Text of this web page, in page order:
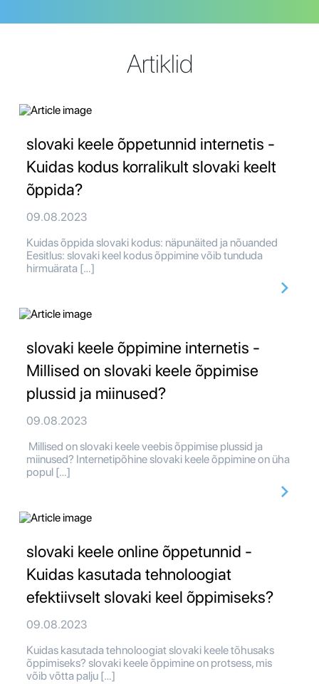
Artiklid
slovaki keele õppetunnid internetis -
Kuidas kodus korralikult slovaki keelt
õppida?
09.08.2023
Kuidas õppida slovaki kodus: näpunäited ja nõuanded
Eesitlus: slovaki keel kodus õppimine võib tunduda
hirmuärata […]
slovaki keele õppimine internetis -
Millised on slovaki keele õppimise
plussid ja miinused?
09.08.2023
Millised on slovaki keele veebis õppimise plussid ja
miinused? Internetipõhine slovaki keele õppimine on üha
popul […]
slovaki keele online õppetunnid -
Kuidas kasutada tehnoloogiat
efektiivselt slovaki keel õppimiseks?
09.08.2023
Kuidas kasutada tehnoloogiat slovaki keele tõhusaks
õppimiseks? slovaki keele õppimine on protsess, mis
võib võtta palju […]